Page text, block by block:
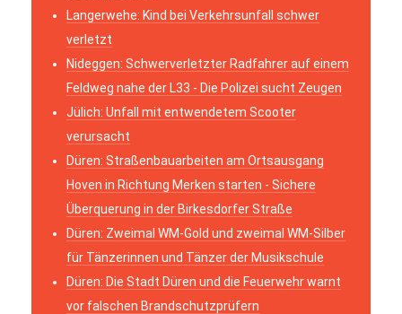
Langerwehe: Kind bei Verkehrsunfall schwer
verletzt
Nideggen: Schwerverletzter Radfahrer auf einem
Feldweg nahe der L33 - Die Polizei sucht Zeugen
Jülich: Unfall mit entwendetem Scooter
verursacht
Düren: Straßenbauarbeiten am Ortsausgang
Hoven in Richtung Merken starten - Sichere
Überquerung in der Birkesdorfer Straße
Düren: Zweimal WM-Gold und zweimal WM-Silber
für Tänzerinnen und Tänzer der Musikschule
Düren: Die Stadt Düren und die Feuerwehr warnt
vor falschen Brandschutzprüfern